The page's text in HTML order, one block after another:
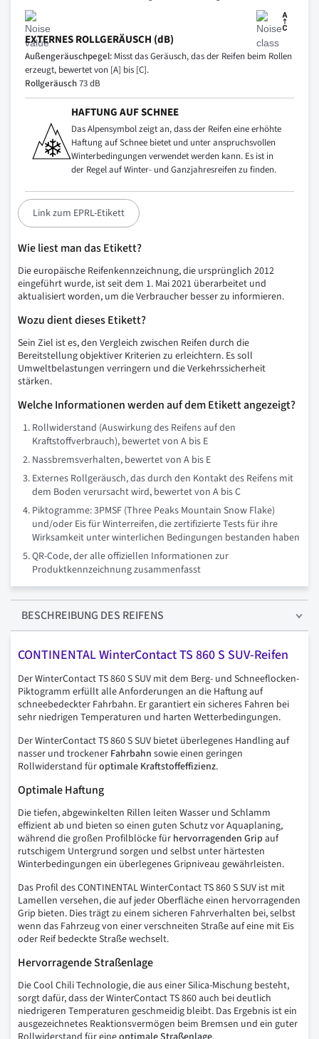
EXTERNES ROLLGERÄUSCH (dB)
Außengeräuschpegel: Misst das Geräusch, das der Reifen beim Rollen
erzeugt, bewertet von [A] bis [C].
Rollgeräusch73 dB
HAFTUNG AUF SCHNEE
Das Alpensymbol zeigt an, dass der Reifen eine erhöhte
Haftung auf Schnee bietet und unter anspruchsvollen
Winterbedingungen verwendet werden kann. Es ist in
der Regel auf Winter- und Ganzjahresreifen zu finden.
Link zum EPRL-Etikett
Wie liest man das Etikett?
Die europäische Reifenkennzeichnung, die ursprünglich 2012
eingeführt wurde, ist seit dem 1. Mai 2021 überarbeitet und
aktualisiert worden, um die Verbraucher besser zu informieren.
Wozu dient dieses Etikett?
Sein Ziel ist es, den Vergleich zwischen Reifen durch die
Bereitstellung objektiver Kriterien zu erleichtern. Es soll
Umweltbelastungen verringern und die Verkehrssicherheit
stärken.
Welche Informationen werden auf dem Etikett angezeigt?
Rollwiderstand (Auswirkung des Reifens auf den
Kraftstoffverbrauch), bewertet von A bis E
Nassbremsverhalten, bewertet von A bis E
Externes Rollgeräusch, das durch den Kontakt des Reifens mit
dem Boden verursacht wird, bewertet von A bis C
Piktogramme: 3PMSF (Three Peaks Mountain Snow Flake)
und/oder Eis für Winterreifen, die zertifizierte Tests für ihre
Wirksamkeit unter winterlichen Bedingungen bestanden haben
QR-Code, der alle offiziellen Informationen zur
Produktkennzeichnung zusammenfasst
BESCHREIBUNG DES REIFENS
CONTINENTAL WinterContact TS 860 S SUV-Reifen
Der WinterContact TS 860 S SUV mit dem Berg- und Schneeflocken-
Piktogramm erfüllt alle Anforderungen an die Haftung auf
schneebedeckter Fahrbahn. Er garantiert ein sicheres Fahren bei
sehr niedrigen Temperaturen und harten Wetterbedingungen.
Der WinterContact TS 860 S SUV bietet überlegenes Handling auf
nasser und trockener Fahrbahn sowie einen geringen
Rollwiderstand füroptimale Kraftstoffeffizienz.
Optimale Haftung
Die tiefen, abgewinkelten Rillen leiten Wasser und Schlamm
effizient ab und bieten so einen guten Schutz vor Aquaplaning,
während die großen Profilblöcke für hervorragenden Gripauf
rutschigem Untergrund sorgen und selbst unter härtesten
Winterbedingungen ein überlegenes Gripniveau gewährleisten.
Das Profil des CONTINENTAL WinterContact TS 860 S SUV ist mit
Lamellen versehen, die auf jeder Oberfläche einen hervorragenden
Grip bieten. Dies trägt zu einem sicheren Fahrverhalten bei, selbst
wenn das Fahrzeug von einer verschneiten Straße auf eine mit Eis
oder Reif bedeckte Straße wechselt.
Hervorragende Straßenlage
Die Cool Chili Technologie, die aus einer Silica-Mischung besteht,
sorgt dafür, dass der WinterContact TS 860 auch bei deutlich
niedrigeren Temperaturen geschmeidig bleibt. Das Ergebnis ist ein
ausgezeichnetes Reaktionsvermögen beim Bremsen und ein guter